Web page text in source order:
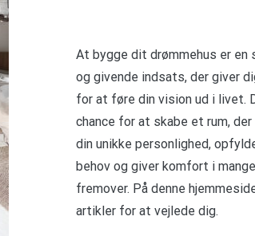
At bygge dit drømmehus er en
og givende indsats, der giver
for at føre din vision ud i livet.
chance for at skabe et rum,
din unikke personlighed,
behov og giver komfort i
fremover. På denne
artikler for at vejlede dig.